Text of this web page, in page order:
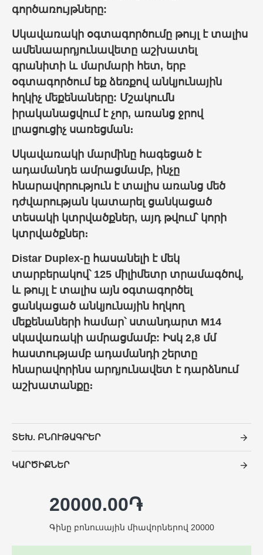
գործառույթները:
Սկավառակի օգտագործումը թույլ է տալիս
ամենաարդյունավետը աշխատել
գրանիտի և մարմարի հետ, երբ
օգտագործում եք ձեռքով անկյունային
հղկիչ մեքենաները: Մշակումն
իրականացվում է չոր, առանց ջրով
լրացուցիչ սառեցման։
Սկավառակի մարմինը հագեցած է
ադամանդե ամրացմամբ, ինչը
հնարավորություն է տալիս առանց մեծ
դժվարության կատարել ցանկացած
տեսակի կտրվածքներ, այդ թվում՝ կորի
կտրվածքներ։
Distar Duplex-ը հասանելի է մեկ
տարբերակով՝ 125 միլիմետր տրամագծով,
և թույլ է տալիս այն օգտագործել
ցանկացած անկյունային հղկող
մեքենաների համար՝ ստանդարտ M14
սկավառակի ամրացմամբ: Իսկ 2,8 մմ
հաստությամբ ադամանդի շերտը
հնարավորինս արդյունավետ է դարձնում
աշխատանքը։
ՏԵԽ. ԲՆՈՒԹԱԳՐԵՐ
ԿԱՐԾԻՔՆԵՐ
20000.00֏
Գինը բոնուսային միավորներով 20000